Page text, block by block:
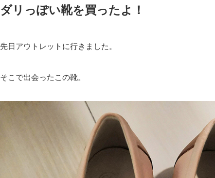
ダリっぽい靴を買ったよ！
先日アウトレットに行きました。
そこで出会ったこの靴。